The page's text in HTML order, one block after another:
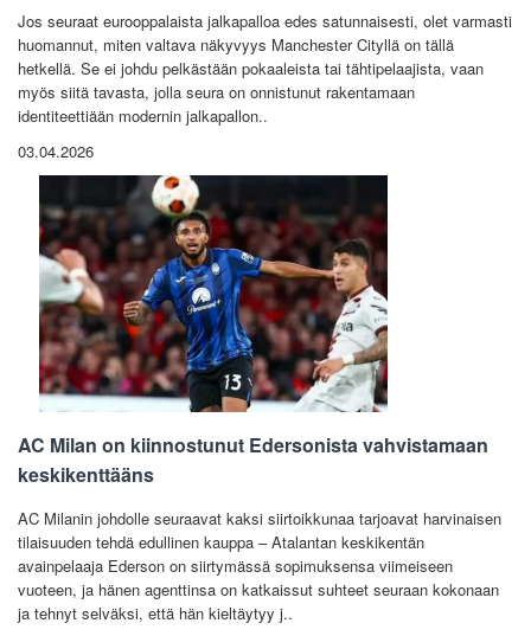
Jos seuraat eurooppalaista jalkapalloa edes satunnaisesti, olet varmasti
huomannut, miten valtava näkyvyys Manchester Cityllä on tällä
hetkellä. Se ei johdu pelkästään pokaaleista tai tähtipelaajista, vaan
myös siitä tavasta, jolla seura on onnistunut rakentamaan
identiteettiään modernin jalkapallon..
03.04.2026
AC Milan on kiinnostunut Edersonista vahvistamaan
keskikenttääns
AC Milanin johdolle seuraavat kaksi siirtoikkunaa tarjoavat harvinaisen
tilaisuuden tehdä edullinen kauppa – Atalantan keskikentän
avainpelaaja Ederson on siirtymässä sopimuksensa viimeiseen
vuoteen, ja hänen agenttinsa on katkaissut suhteet seuraan kokonaan
ja tehnyt selväksi, että hän kieltäytyy j..